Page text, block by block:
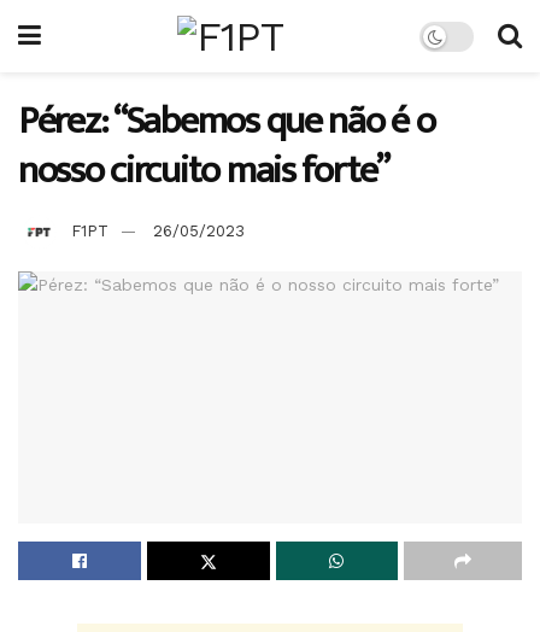
Pérez: “Sabemos que não é o
nosso circuito mais forte”
F1PT 26/05/2023